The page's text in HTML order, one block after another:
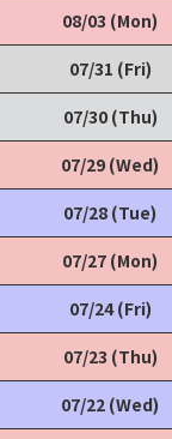
08/03 (Mon)
07/31 (Fri)
07/30 (Thu)
07/29 (Wed)
07/28 (Tue)
07/27 (Mon)
07/24 (Fri)
07/23 (Thu)
07/22 (Wed)